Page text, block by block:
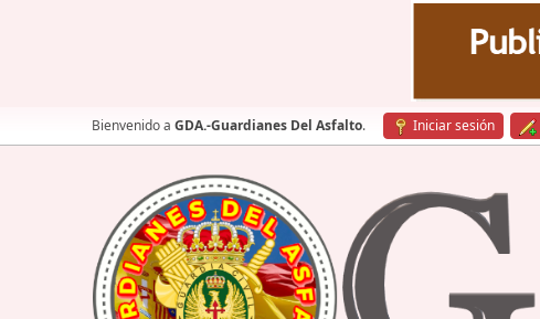
Bienvenido a GDA.-Guardianes Del Asfalto. Iniciar sesión